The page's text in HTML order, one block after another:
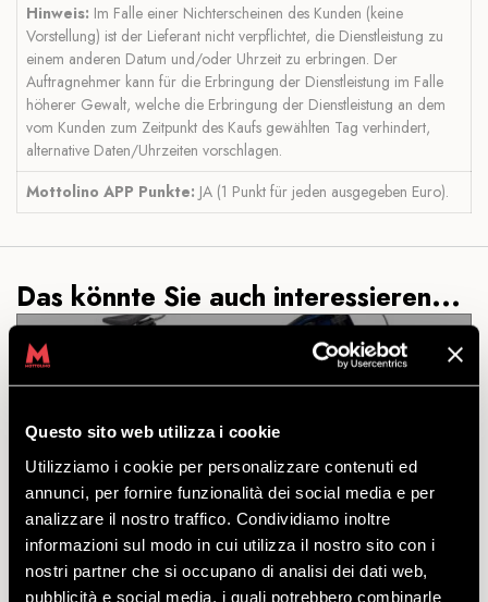
Questo sito web utilizza i cookie
Utilizziamo i cookie per personalizzare contenuti ed
annunci, per fornire funzionalità dei social media e per
analizzare il nostro traffico. Condividiamo inoltre
informazioni sul modo in cui utilizza il nostro sito con i
nostri partner che si occupano di analisi dei dati web,
pubblicità e social media, i quali potrebbero combinarle
Hinweis: Im Falle einer Nichterscheinen des Kunden (keine
Vorstellung) ist der Lieferant nicht verpflichtet, die Dienstleistung zu
einem anderen Datum und/oder Uhrzeit zu erbringen. Der
Auftragnehmer kann für die Erbringung der Dienstleistung im Falle
höherer Gewalt, welche die Erbringung der Dienstleistung an dem
vom Kunden zum Zeitpunkt des Kaufs gewählten Tag verhindert,
alternative Daten/Uhrzeiten vorschlagen.
Mottolino APP Punkte: JA (1 Punkt für jeden ausgegeben Euro).
Das könnte Sie auch interessieren...
ALL INCLUSIVE TREK SESSION
9
ENTDECKEN